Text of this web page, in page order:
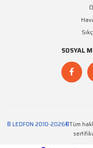
SOSYAL
© LEDFON 2010-2026®Tüm